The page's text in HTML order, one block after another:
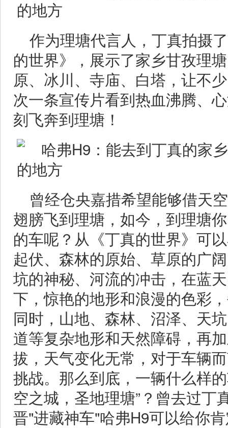
作为理塘代言人，丁真拍摄
的世界》，展示了家乡甘孜理
原、冰川、寺庙、白塔，让不
次一条宣传片看到热血沸腾、
刻飞奔到理塘！
曾经仓央嘉措希望能够借天
翅膀飞到理塘，如今，到理塘
的车呢？从《丁真的世界》可
起伏、森林的原始、草原的广
坑的神秘、河流的冲击，在蓝
下，惊艳的地形和浪漫的色彩
同时，山地、森林、沼泽、天
道等复杂地形和天然障碍，再
拔，天气变化无常，对于车辆
挑战。那么到底，一辆什么样
空之城，圣地理塘”？曾去过丁
晋"进藏神车"哈弗H9可以给你